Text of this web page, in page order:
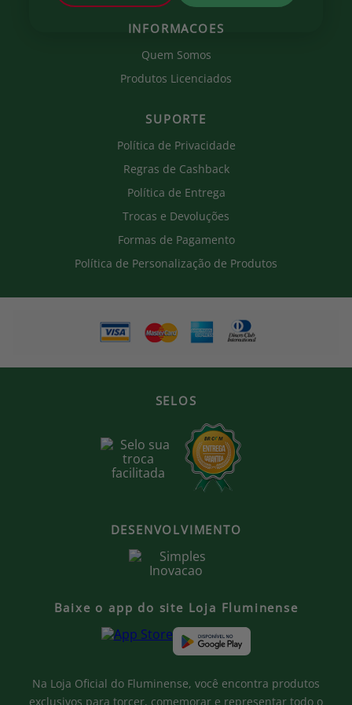
Na Loja Oficial do Fluminense, você encontra produtos
exclusivos para torcer, comemorar e representar todo o
INFORMACOES
Quem Somos
Produtos Licenciados
SUPORTE
Política de Privacidade
Regras de Cashback
Política de Entrega
Trocas e Devoluções
Formas de Pagamento
Política de Personalização de Produtos
SELOS
DESENVOLVIMENTO
Baixe o app do site Loja Fluminense